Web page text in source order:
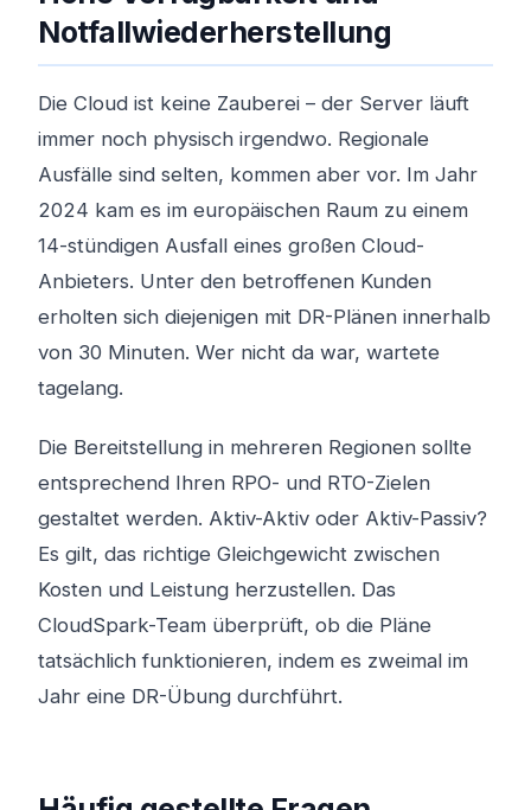
Notfallwiederherstellung
Die Cloud ist keine Zauberei – der Server läuft
immer noch physisch irgendwo. Regionale
Ausfälle sind selten, kommen aber vor. Im Jahr
2024 kam es im europäischen Raum zu einem
14-stündigen Ausfall eines großen Cloud-
Anbieters. Unter den betroffenen Kunden
erholten sich diejenigen mit DR-Plänen innerhalb
von 30 Minuten. Wer nicht da war, wartete
tagelang.
Die Bereitstellung in mehreren Regionen sollte
entsprechend Ihren RPO- und RTO-Zielen
gestaltet werden. Aktiv-Aktiv oder Aktiv-Passiv?
Es gilt, das richtige Gleichgewicht zwischen
Kosten und Leistung herzustellen. Das
CloudSpark-Team überprüft, ob die Pläne
tatsächlich funktionieren, indem es zweimal im
Jahr eine DR-Übung durchführt.